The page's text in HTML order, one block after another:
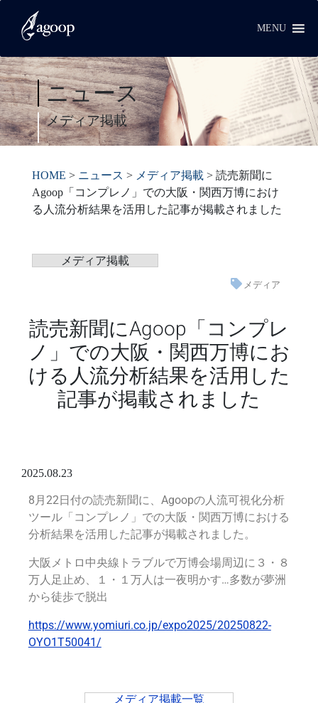
MENU
ニュース
メディア掲載
HOME > ニュース > メディア掲載> 読売新聞に
Agoop「コンプレノ」での大阪・関西万博におけ
る人流分析結果を活用した記事が掲載されました
メディア掲載
メディア
読売新聞にAgoop「コンプレ
ノ」での大阪・関西万博にお
ける人流分析結果を活用した
記事が掲載されました
2025.08.23
8月22日付の読売新聞に、Agoopの人流可視化分析
ツール「コンプレノ」での大阪・関西万博における
分析結果を活用した記事が掲載されました。
大阪メトロ中央線トラブルで万博会場周辺に３・８
万人足止め、１・１万人は一夜明かす…多数が夢洲
から徒歩で脱出
https://www.yomiuri.co.jp/expo2025/20250822-
OYO1T50041/
メディア掲載一覧